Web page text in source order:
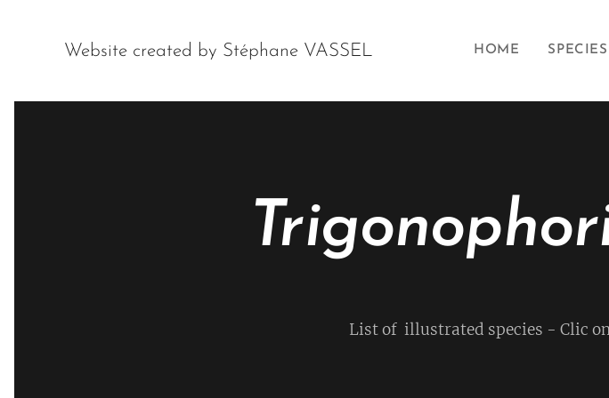
Website created by Stéphane VASSEL HOME
List of illustrated species - Clic on